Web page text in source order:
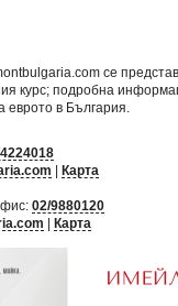
се
курс; подробна
еврото в България
| Карта
02/9880120
| Карта